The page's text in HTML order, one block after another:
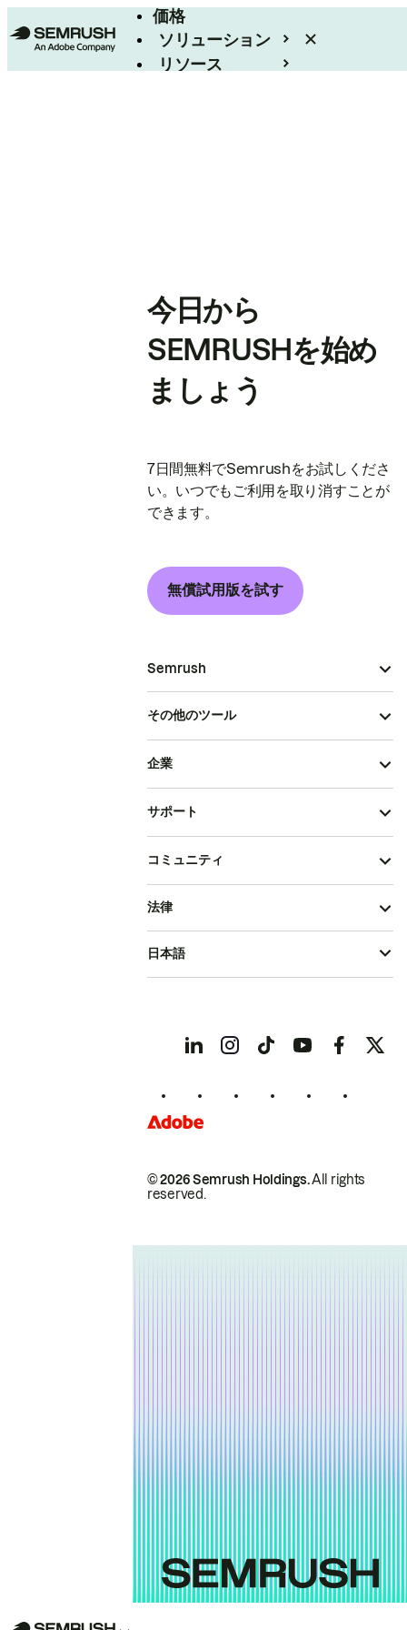
価格
ソリューション
リソース
今日から
SEMRUSHを始め
ましょう
7日間無料でSemrushをお試しくださ
い。いつでもご利用を取り消すことが
できます。
無償試用版を試す
Semrush
その他のツール
企業
サポート
コミュニティ
© 2026 Semrush Holdings.All rights
reserved.
法律
日本語